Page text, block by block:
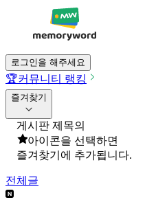
로그인을 해주세요
🏆커뮤니티 랭킹
즐겨찾기
게시판 제목의
아이콘을 선택하면
즐겨찾기에 추가됩니다.
전체글